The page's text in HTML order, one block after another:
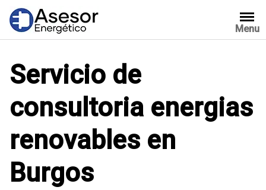
Saltar
contenido
Menu
Servicio de
consultoria energias
renovables en
Burgos